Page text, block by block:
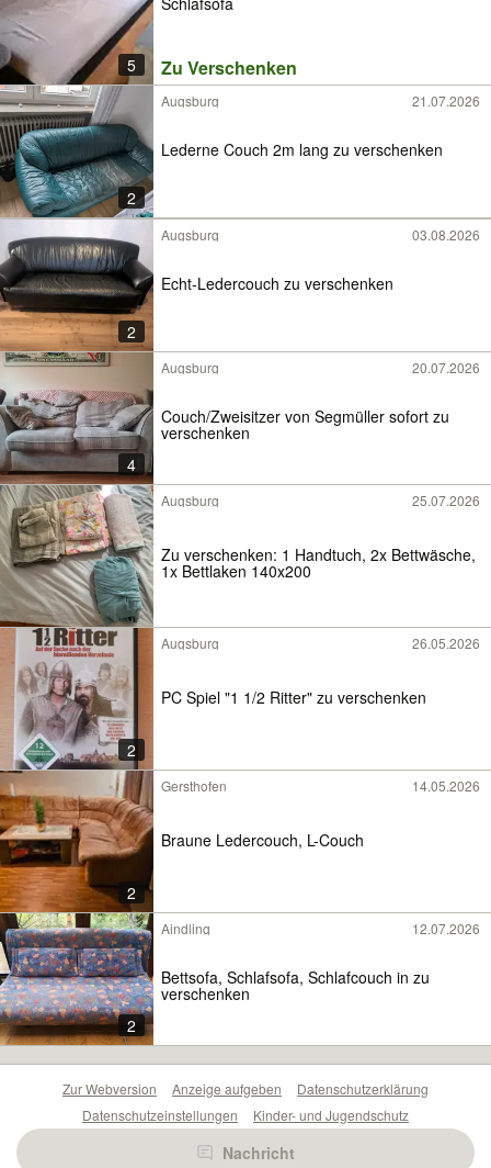
5 Zu Verschenken
2
Augsburg 21.07.2026
Lederne Couch 2m lang zu verschenken
2
Augsburg 03.08.2026
Echt-Ledercouch zu verschenken
4
Augsburg 20.07.2026
Couch/Zweisitzer von Segmüller sofort zu
verschenken
Augsburg 25.07.2026
Zu verschenken: 1 Handtuch, 2x Bettwäsche,
1x Bettlaken 140x200
2
Augsburg 26.05.2026
PC Spiel "1 1/2 Ritter" zu verschenken
2
Gersthofen 14.05.2026
Braune Ledercouch, L-Couch
2
Aindling 12.07.2026
Bettsofa, Schlafsofa, Schlafcouch in zu
verschenken
Nachricht
Zur Webversion Anzeige aufgeben
Datenschutzerklärung
Datenschutzeinstellungen
Kinder- und Jugendschutz
Barrierefreiheitserklärung